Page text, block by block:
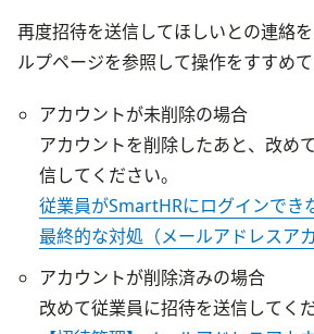
再度招待を送信してほしいとの連絡
ルプページを参照して操作をすすめて
アカウントが未削除の場合
アカウントを削除したあと、改め
従業員がSmartHRにログインでき
最終的な対処（メールアドレスアカ
アカウントが削除済みの場合